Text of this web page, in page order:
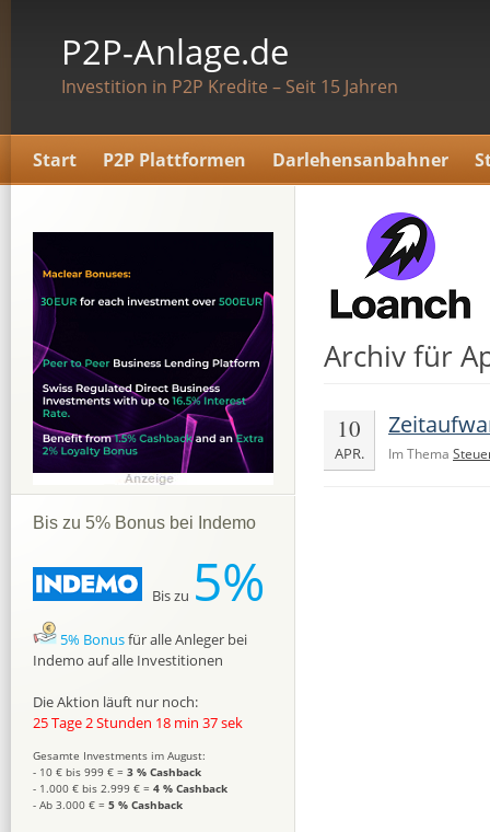
P2P-Anlage.de
Investition in P2P Kredite – Seit 15 Jahren
Start P2P Plattformen Darlehensanbahner
Archiv für
10
APR. Im Thema
Bis zu 5% Bonus bei Indemo
Bis zu 5%
5% Bonusfür alle Anleger bei
Indemo auf alle Investitionen
Die Aktion läuft nur noch:
25 Tage 2 Stunden 18 min 36 sek
Gesamte Investments im August:
- 10 € bis 999 € = 3 % Cashback
- 1.000 € bis 2.999 € = 4 % Cashback
- Ab 3.000 € = 5 % Cashback